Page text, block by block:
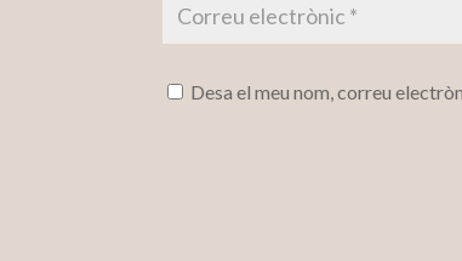
Desa el meu nom, correu